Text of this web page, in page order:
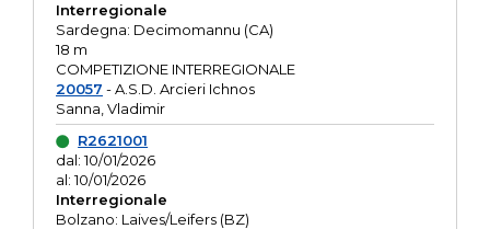
Interregionale
Sardegna: Decimomannu (CA)
18 m
COMPETIZIONE INTERREGIONALE
20057 - A.S.D. Arcieri Ichnos
Sanna, Vladimir
R2621001
dal: 10/01/2026
al: 10/01/2026
Interregionale
Bolzano: Laives/Leifers (BZ)